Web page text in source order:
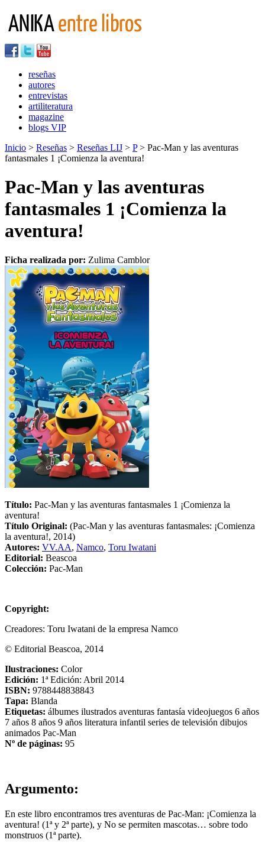
reseñas
autores
entrevistas
artiliteratura
magazine
blogs VIP
Inicio > Reseñas > Reseñas LIJ > P> Pac-Man y las aventuras
fantasmales 1 ¡Comienza la aventura!
Pac-Man y las aventuras
fantasmales 1 ¡Comienza la
aventura!
Ficha realizada por: Zulima Camblor
Título: Pac-Man y las aventuras fantasmales 1 ¡Comienza la
aventura!
Título Original: (Pac-Man y las aventuras fantasmales: ¡Comienza
la aventura!, 2014)
Autores: VV.AA, Namco, Toru Iwatani
Editorial: Beascoa
Colección: Pac-Man
Copyright:
Creadores: Toru Iwatani de la empresa Namco
© Editorial Beascoa, 2014
Ilustraciones: Color
Edición: 1ª Edición: Abril 2014
ISBN: 9788448838843
Tapa: Blanda
Etiquetas: álbumes ilustrados aventuras fantasía videojuegos 6 años
7 años 8 años 9 años literatura infantil series de televisión dibujos
animados Pac-Man
Nº de páginas: 95
Argumento:
En este libro encontramos tres aventuras de Pac-Man: ¡Comienza la
aventura! (1ª y 2ª parte), y No se permiten mascotas… sobre todo
monstruos (1ª parte).